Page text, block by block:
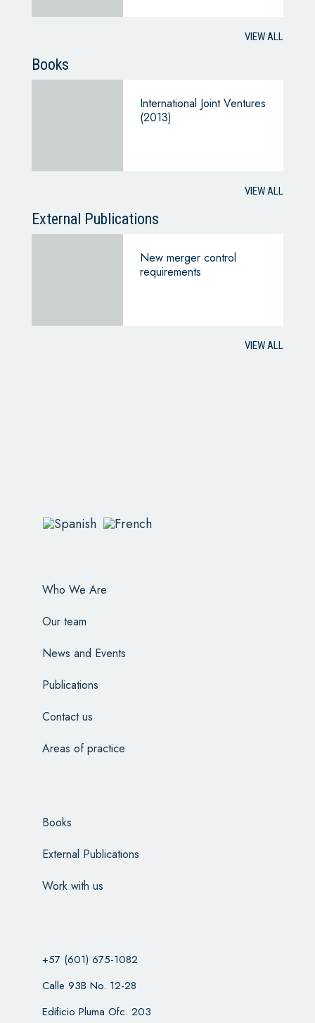
VIEW ALL
Books
International Joint Ventures
(2013)
VIEW ALL
External Publications
New merger control
requirements
VIEW ALL
Who We Are
Our team
News and Events
Publications
Contact us
Areas of practice
Books
External Publications
Work with us
+57 (601) 675-1082
Calle 93B No. 12-28
Edificio Pluma Ofc. 203